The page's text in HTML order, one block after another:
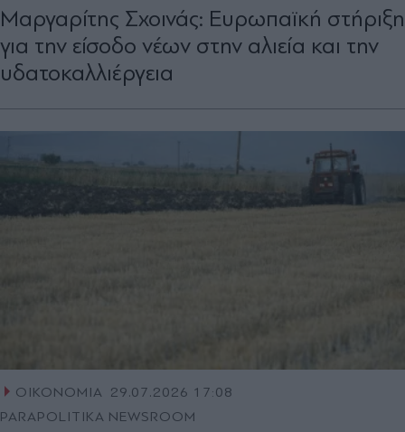
Μαργαρίτης Σχοινάς: Ευρωπαϊκή στήριξη
για την είσοδο νέων στην αλιεία και την
υδατοκαλλιέργεια
ΟΙΚΟΝΟΜΙΑ 29.07.2026 17:08
PARAPOLITIKA NEWSROOM